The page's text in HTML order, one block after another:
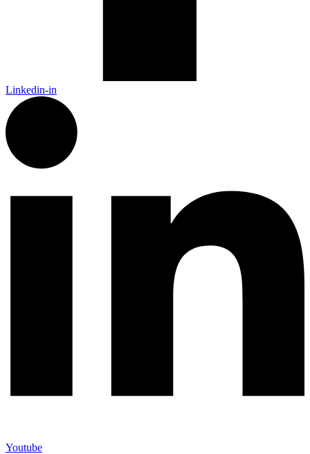
Linkedin-in
Youtube